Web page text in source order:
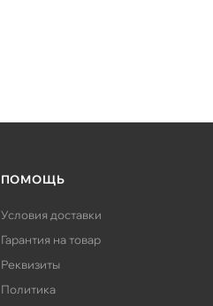
ПОМОЩЬ
Условия доставки
Гарантия на товар
Реквизиты
Политика